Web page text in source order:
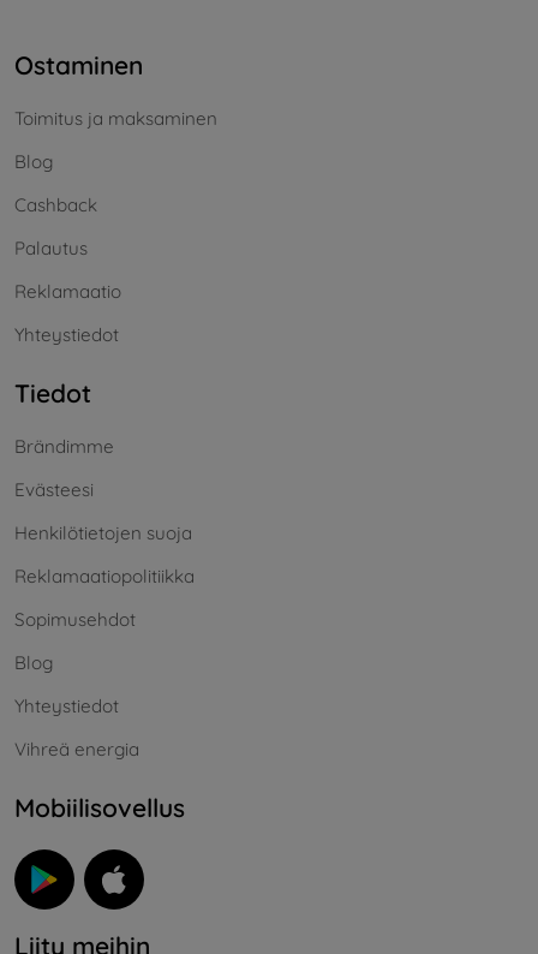
Ostaminen
Toimitus ja maksaminen
Blog
Cashback
Palautus
Reklamaatio
Yhteystiedot
Tiedot
Brändimme
Evästeesi
Henkilötietojen suoja
Reklamaatiopolitiikka
Sopimusehdot
Blog
Yhteystiedot
Vihreä energia
Mobiilisovellus
Liity meihin